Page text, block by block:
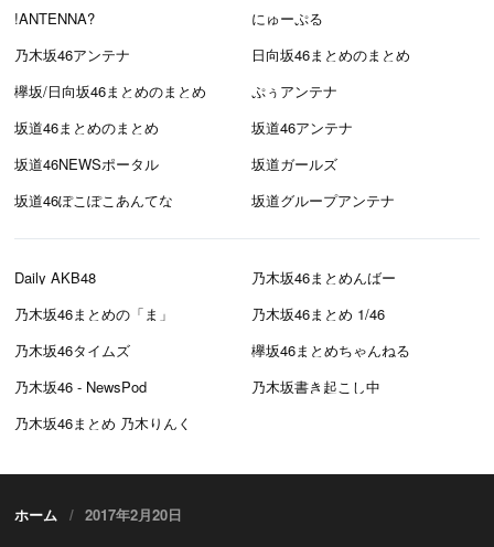
!ANTENNA?
にゅーぷる
乃木坂46アンテナ
日向坂46まとめのまとめ
欅坂/日向坂46まとめのまとめ
ぷぅアンテナ
坂道46まとめのまとめ
坂道46アンテナ
坂道46NEWSポータル
坂道ガールズ
坂道46ぽこぽこあんてな
坂道グループアンテナ
Daily AKB48
乃木坂46まとめんばー
乃木坂46まとめの「ま」
乃木坂46まとめ 1/46
乃木坂46タイムズ
欅坂46まとめちゃんねる
乃木坂46 - NewsPod
乃木坂書き起こし中
乃木坂46まとめ 乃木りんく
ホーム 2017年2月20日